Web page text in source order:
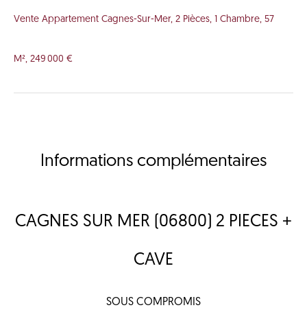
Vente Appartement Cagnes-Sur-Mer, 2 Pièces, 1 Chambre, 57
M², 249 000 €
Informations complémentaires
CAGNES SUR MER (06800) 2 PIECES +
CAVE
SOUS COMPROMIS